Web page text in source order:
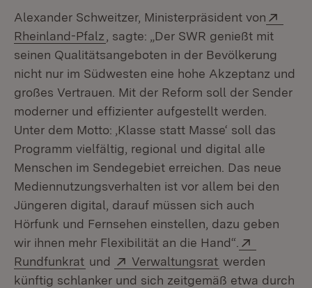
Alexander Schweitzer, Ministerpräsident von
Rheinland-Pfalz (Öffnet in neuem Fenster)
, sagte: „Der SWR genießt mit
seinen Qualitätsangeboten in der Bevölkerung
nicht nur im Südwesten eine hohe Akzeptanz und
großes Vertrauen. Mit der Reform soll der Sender
moderner und effizienter aufgestellt werden.
Unter dem Motto: ‚Klasse statt Masse‘ soll das
Programm vielfältig, regional und digital alle
Menschen im Sendegebiet erreichen. Das neue
Mediennutzungsverhalten ist vor allem bei den
Jüngeren digital, darauf müssen sich auch
Hörfunk und Fernsehen einstellen, dazu geben
wir ihnen mehr Flexibilität an die Hand“.
Rundfunkrat (Öffnet in neuem Fenster)
und Extern:
Verwaltungsrat (Öffnet in
werden
künftig schlanker und sich zeitgemäß etwa durch